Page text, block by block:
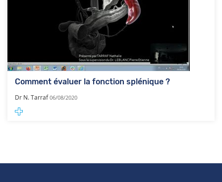
Comment évaluer la fonction splénique ?
Dr N. Tarraf06/08/2020